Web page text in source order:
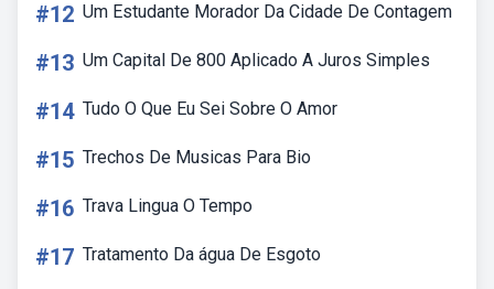
#12 Um Estudante Morador Da Cidade De Contagem
#13 Um Capital De 800 Aplicado A Juros Simples
#14 Tudo O Que Eu Sei Sobre O Amor
#15 Trechos De Musicas Para Bio
#16 Trava Lingua O Tempo
#17 Tratamento Da água De Esgoto